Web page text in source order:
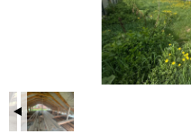
В посёлке есть своя
помощь. Исторический
Ленина, 116/115)-
всего 100 м, рядом
водохранилище